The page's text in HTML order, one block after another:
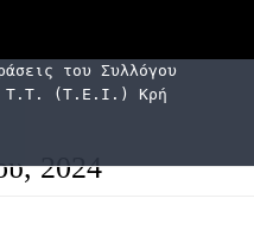
του Συλλόγου
Τ.Τ. (Τ.Ε.Ι.) Κρήτης
2024